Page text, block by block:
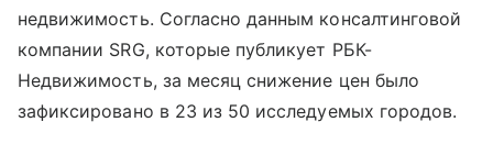
недвижимость. Согласно данным консалтинговой
компании SRG, которые публикует РБК-
Недвижимость, за месяц снижение цен было
зафиксировано в 23 из 50 исследуемых городов.